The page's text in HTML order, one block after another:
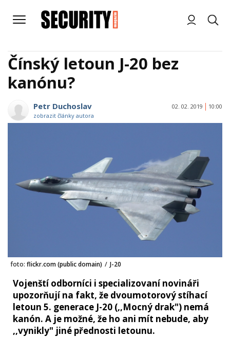
Čínský letoun J-20 bez
kanónu?
Petr Duchoslav
zobrazit články autora
02. 02. 2019 10:00
foto: flickr.com (public domain) / J-20
Vojenští odborníci i specializovaní novináři
upozorňují na fakt, že dvoumotorový stíhací
letoun 5. generace J-20 (,,Mocný drak") nemá
kanón. A je možné, že ho ani mít nebude, aby
,,vynikly" jiné přednosti letounu.